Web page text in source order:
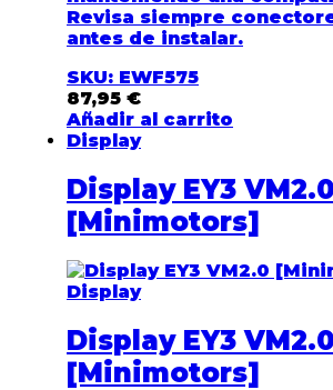
Revisa siempre
antes de instalar.
SKU: EWF575
87,95 €
Añadir al carrito
Display
Display EY3 VM2.0
[Minimotors]
Display
Display EY3 VM2.0
[Minimotors]